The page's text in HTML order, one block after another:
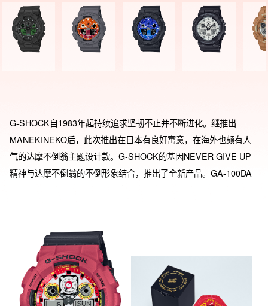
G-SHOCK自1983年起持续追求坚韧不止并不断进化。继推出
MANEKINEKO后，此次推出在日本有良好寓意，在海外也颇有人
气的达摩不倒翁主题设计款。G-SHOCK的基因NEVER GIVE UP
精神与达摩不倒翁的不倒形象结合，推出了全新产品。GA-100DA
是红色表头黑色表带设计，表盘采用达摩不倒翁设计元素，12点处
盒及达摩不倒翁形象由活跃于东京的街头艺术品牌Black Eye Patch